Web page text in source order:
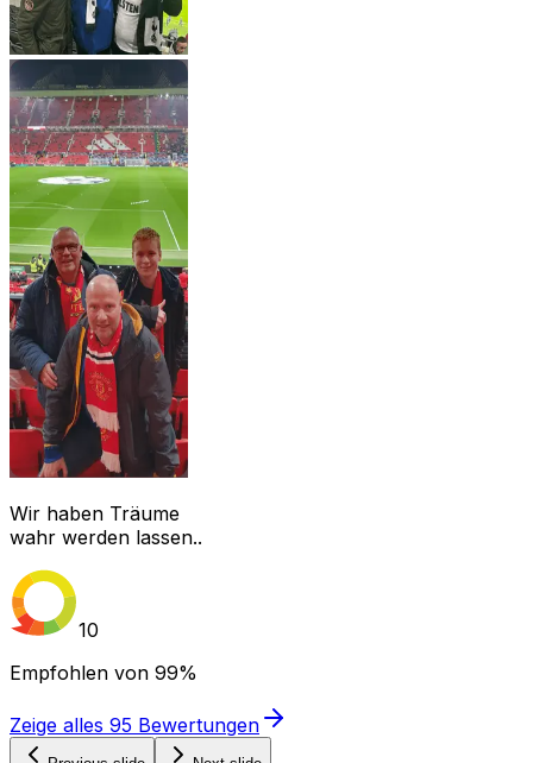
Wir haben Träume
wahr werden lassen..
10
Empfohlen von 99%
Zeige alles 95 Bewertungen